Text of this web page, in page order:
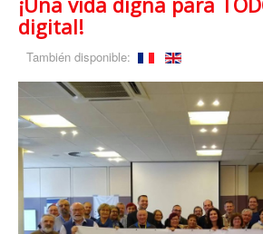
digital!
También disponible: